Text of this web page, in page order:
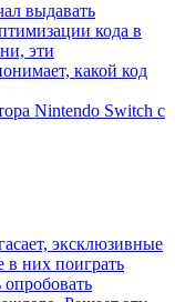
выдавать
кода в
эти
какой код
Nintendo Switch с
эксклюзивные
них поиграть
опробовать